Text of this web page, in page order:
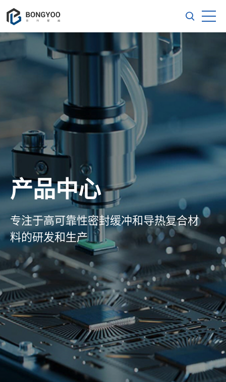
产品中心
专注于高可靠性密封缓冲和导热复合材
料的研发和生产